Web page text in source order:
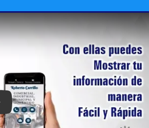
Keynote (Google I/O '18)